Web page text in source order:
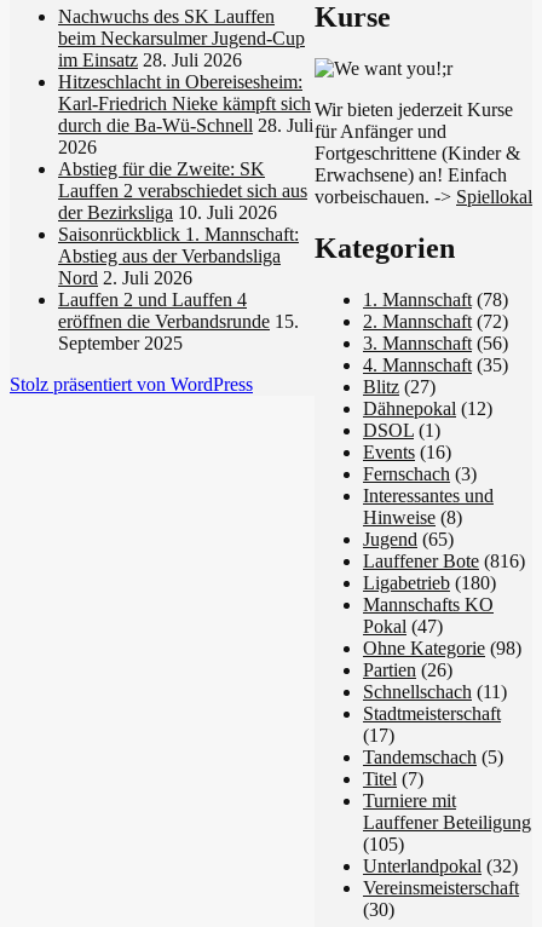
Kurse
Wir bieten jederzeit Kurse
für Anfänger und
Fortgeschrittene (Kinder &
Erwachsene) an! Einfach
vorbeischauen. -> Spiellokal
Kategorien
1. Mannschaft (78)
2. Mannschaft (72)
3. Mannschaft (56)
4. Mannschaft (35)
Blitz (27)
Dähnepokal (12)
DSOL (1)
Events (16)
Fernschach (3)
Interessantes und
Hinweise (8)
Jugend (65)
Lauffener Bote (816)
Ligabetrieb (180)
Mannschafts KO
Pokal (47)
Ohne Kategorie (98)
Partien (26)
Schnellschach (11)
Stadtmeisterschaft
(17)
Tandemschach (5)
Titel (7)
Turniere mit
Lauffener Beteiligung
(105)
Unterlandpokal (32)
Vereinsmeisterschaft
(30)
Nachwuchs des SK Lauffen
beim Neckarsulmer Jugend-Cup
im Einsatz 28. Juli 2026
Hitzeschlacht in Obereisesheim:
Karl-Friedrich Nieke kämpft sich
durch die Ba-Wü-Schnell 28. Juli
2026
Abstieg für die Zweite: SK
Lauffen 2 verabschiedet sich aus
der Bezirksliga 10. Juli 2026
Saisonrückblick 1. Mannschaft:
Abstieg aus der Verbandsliga
Nord 2. Juli 2026
Lauffen 2 und Lauffen 4
eröffnen die Verbandsrunde 15.
September 2025
Stolz präsentiert von WordPress